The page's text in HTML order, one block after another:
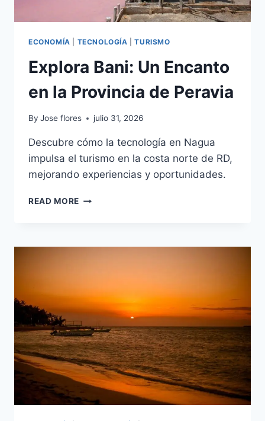
ECONOMÍA TECNOLOGÍA |TURISMO
Explora Bani: Un Encanto
en la Provincia de Peravia
By Jose flores julio 31, 2026
Descubre cómo la tecnología en Nagua
impulsa el turismo en la costa norte de RD,
mejorando experiencias y oportunidades.
READ MORE EXPLORA
EN
PERAVIA